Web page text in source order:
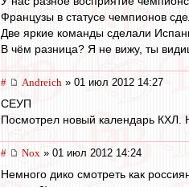
Французы в статусе чемпионов
Две яркие команды сделали
В чём разница? Я не вижу, ты
# Andreich » 01 июл 2012 14:27
СЕУП
Посмотрел новый календарь КХЛ.
# Nox » 01 июл 2012 14:24
Немного дико смотреть как